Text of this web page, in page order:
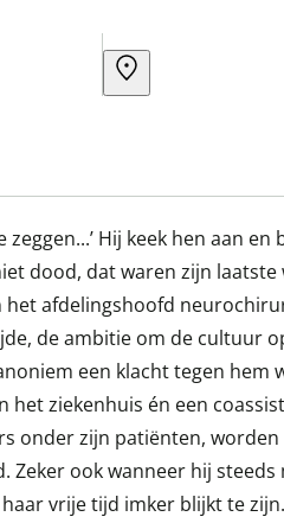
Hij keek hen aan en
dood, dat waren zijn laatste
afdelingshoofd
de ambitie om de cultuur
een klacht tegen hem
het ziekenhuis én een
onder zijn patiënten, worden
Zeker ook wanneer hij steeds
vrije tijd imker blijkt te